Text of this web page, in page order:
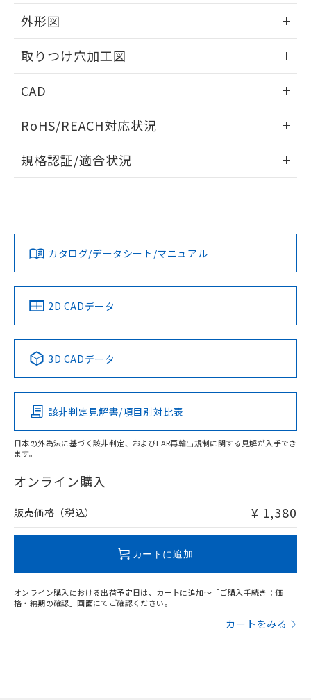
外形図
取りつけ穴加工図
CAD
ドすることができます。
ログイン/会員登録
ダウンロードデータをご利用いただく前に、以下を必ずお読
みください。
ソフトウェアの使用条件
RoHS/REACH対応状況
EU RoHS 注意事項・凡例
対応済み
中国 RoHS 注意事項・凡例
Pb Hg Cd Cr(VI)
O
在庫等で未対応品が混在する可能性があります。
問い合わせください。
規格認証/適合状況
LR型式承認
（イギリス
船舶規格）
DNV型式承認
（ノルウェー
BV型式承認
（フランス
KR型式
（韓国
No No No No
この製品の規格認証/適合状況ページへ
その他の認証はこちらのページからご検索ください
カタログ/データシート/マニュアル
2D CADデータ
3D CADデータ
該非判定見解書/項目別対比表
日本の外為法に基づく該非判定、およびEAR再輸出規制に関する見解が入手でき
ます。
オンライン購入
販売価格（税込） ¥ 1,380
カートに追加
オンライン購入における出荷予定日は、カートに追加～「ご購入手続き：価
格・納期の確認」画面にてご確認ください。
カートをみる
および当社の共同利用者が、当社の製
引・商談に必要な範囲で利用すること
をご了承ください。
※当社の共同利用者とは、
指します。
下記の非含有証明書をダウンロードするこ
とができます。
EU RoHS指令（10物質）の非含有証明書
51物質の非含有証明書（当社基準）
るもので、過去に遡って非含有を証明する
ものではありません。
また、RoHS指令のフタル酸エステル類４
荷製品に未対応品が混在することから備考
欄に対応日を記載しておりました。
す。